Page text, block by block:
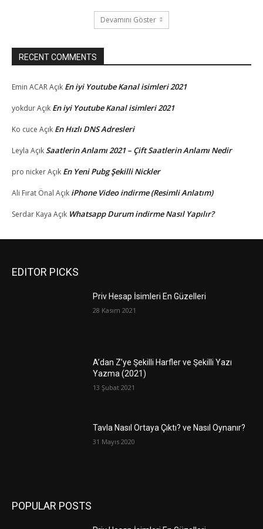
Devamını Göster
RECENT COMMENTS
Emin ACARAçık En iyi Youtube Kanal isimleri 2021
yokdurAçık En iyi Youtube Kanal isimleri 2021
Ko cuce Açık En Hızlı DNS Adresleri
Leyla AçıkSaatlerin Anlamı 2021 – Çift Saatlerin Anlamı Nedir
pro nickerAçık En Yeni Pubg Şekilli Nickler
Ali Fırat Önal Açık iPhone Video indirme (Resimli Anlatım)
Serdar Kaya Açık Whatsapp Durum indirme Nasıl Yapılır?
EDITOR PICKS
Priv Hesap İsimleri En Güzelleri
28 Kasım 2021
A’dan Z’ye Şekilli Harfler ve Şekilli Yazı
Yazma (2021)
13 Şubat 2021
Tavla Nasıl Ortaya Çıktı? ve Nasıl Oynanır?
31 Mayıs 2020
POPULAR POSTS